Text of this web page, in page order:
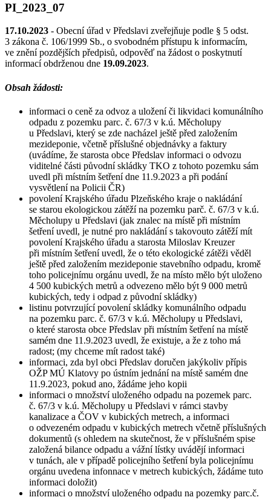
PI_2023_07
17.10.2023 - Obecní úřad v Předslavi zveřejňuje podle § 5 odst.
3 zákona č. 106/1999 Sb., o svobodném přístupu k informacím,
ve znění pozdějších předpisů, odpověď na žádost o poskytnutí
informací obdrženou dne 19.09.2023.
Obsah žádosti:
informaci o ceně za odvoz a uložení či likvidaci komunálního
odpadu z pozemku parc. č. 67/3 v k.ú. Měcholupy
u Předslavi, který se zde nacházel ještě před založením
mezideponie, včetně příslušné objednávky a faktury
(uvádíme, že starosta obce Předslav informaci o odvozu
viditelné části původní skládky TKO z tohoto pozemku sám
uvedl při místním šetření dne 11.9.2023 a při podání
vysvětlení na Policii ČR)
povolení Krajského úřadu Plzeňského kraje o nakládání
se starou ekologickou zátěží na pozemku parč. č. 67/3 v k.ú.
Měcholupy u Předslavi (jak znalec na místě při místním
šetření uvedl, je nutné pro nakládání s takovouto zátěží mít
povolení Krajského úřadu a starosta Miloslav Kreuzer
při místním šetření uvedl, že o této ekologické zátěži věděl
ještě před založením mezideponie stavebního odpadu, kromě
toho policejnímu orgánu uvedl, že na místo mělo být uloženo
4 500 kubických metrů a odvezeno mělo být 9 000 metrů
kubických, tedy i odpad z původní skládky)
listinu potvrzující povolení skládky komunálního odpadu
na pozemku parc. č. 67/3 v k.ú. Měcholupy u Předslavi,
o které starosta obce Předslav při místním šetření na místě
samém dne 11.9.2023 uvedl, že existuje, a že z toho má
radost; (my chceme mít radost také)
informaci, zda byl obci Předslav doručen jakýkoliv přípis
OŽP MÚ Klatovy po ústním jednání na místě samém dne
11.9.2023, pokud ano, žádáme jeho kopii
informaci o množství uloženého odpadu na pozemek parc.
č. 67/3 v k.ú. Měcholupy u Předslavi v rámci stavby
kanalizace a ČOV v kubických metrech, a informaci
o odvezeném odpadu v kubických metrech včetně příslušných
dokumentů (s ohledem na skutečnost, že v příslušném spise
založená bilance odpadu a vážní lístky uvádějí informaci
v tunách, ale v případě policejního šetření byla policejnímu
orgánu uvedena infonnace v metrech kubických, žádáme tuto
informaci doložit)
informaci o množství uloženého odpadu na pozemky parc.č.